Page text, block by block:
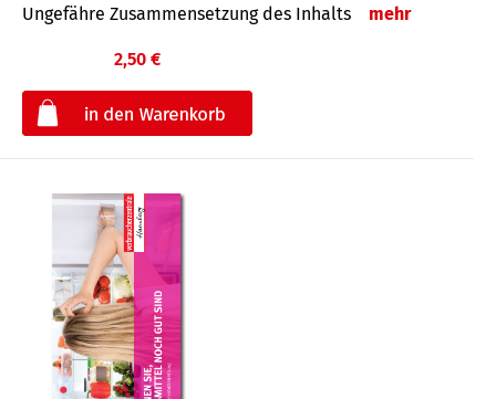
Ungefähre Zusammensetzung des Inhalts mehr
2,50 €